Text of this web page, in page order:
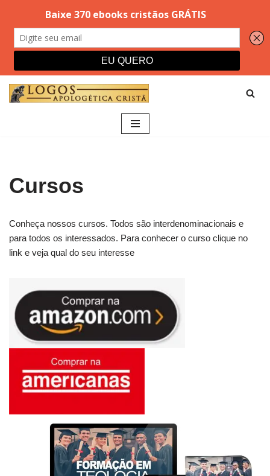
Cursos
Conheça nossos cursos. Todos são interdenominacionais e
para todos os interessados. Para conhecer o curso clique no
link e veja qual do seu interesse